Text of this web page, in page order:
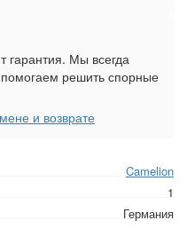
Camelion
1
Германия
гарантия. Мы всегда
решить спорные
и возврате